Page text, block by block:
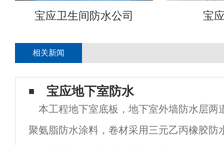
宝应卫生间防水公司 宝
相关新闻
宝应地下室防水
本工程地下室底板，地下室外墙防水层两
聚氨脂防水涂料，卷材采用三元乙丙橡胶防